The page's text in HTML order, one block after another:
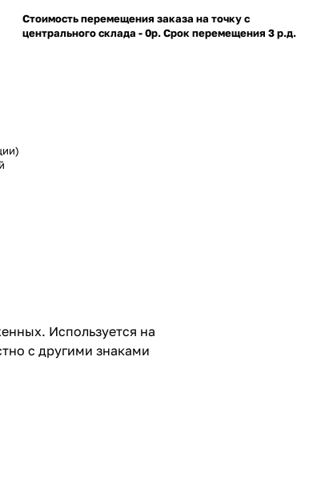
Стоимость перемещения заказа на точку с
центрального склада - 0р. Срок перемещения 3 р.д.
Используется на
с другими знаками